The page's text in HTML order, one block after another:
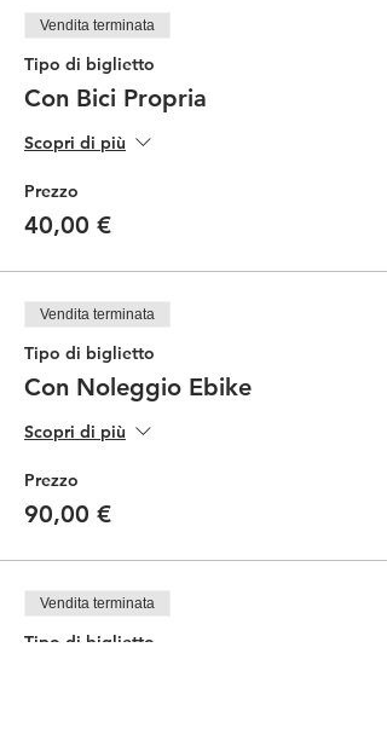
Vendita terminata
Tipo di biglietto
Con Bici Propria
Scopri di più
Prezzo
40,00 €
Vendita terminata
Tipo di biglietto
Con Noleggio Ebike
Scopri di più
Prezzo
90,00 €
Vendita terminata
Tipo di biglietto